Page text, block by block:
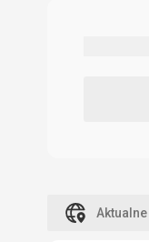
Aktualne